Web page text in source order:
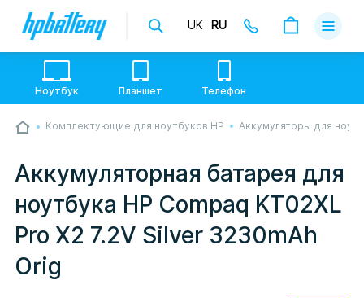
💙💛 Слава УкраЇні! Ми працюємо. Надсилаємо
Опрацьовуємо замовлення у звичному графіку
настільки швидко, як можемо. Якщо буде затримка
- пробачте, швидше за все у нас лунає повітряна
тривога. Але ми виліземо зі сховища і
перетелефонуємо вам.
UK RU
Доставка
Контакты
Ноутбук Планшет Телефон
Комплектующие для ноутбуков HP Аккумуляторы для
Аккумуляторная батарея для
ноутбука HP Compaq KT02XL
Pro X2 7.2V Silver 3230mAh
Orig